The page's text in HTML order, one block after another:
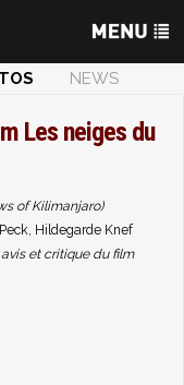
NEWS
Les neiges du
of Kilimanjaro)
Hildegarde Knef
et critique du film